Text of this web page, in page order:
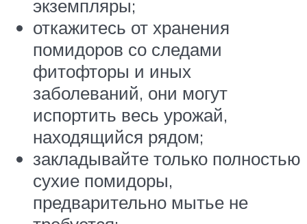
экземпляры;
откажитесь от хранения
помидоров со следами
фитофторы и иных
заболеваний, они могут
испортить весь урожай,
находящийся рядом;
закладывайте только полностью
сухие помидоры,
предварительно мытье не